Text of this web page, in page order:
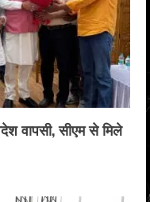
वापसी, सीएम से मिले